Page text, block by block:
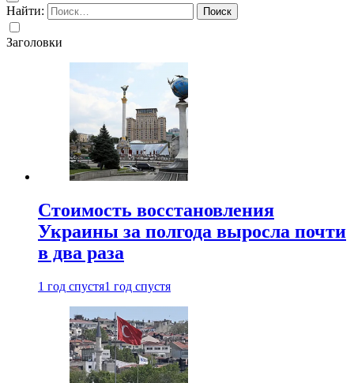
Найти:
Заголовки
Стоимость восстановления
Украины за полгода выросла почти
в два раза
1 год спустя1 год спустя